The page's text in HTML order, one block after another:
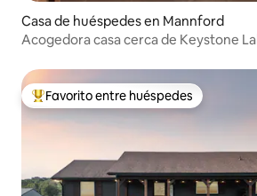
Casa de huéspedes en Mannford
Acogedora casa cerca de Keystone
Favorito entre huéspedes preferido
Favorito entre huéspedes